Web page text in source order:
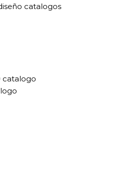
catalogos
catalogo